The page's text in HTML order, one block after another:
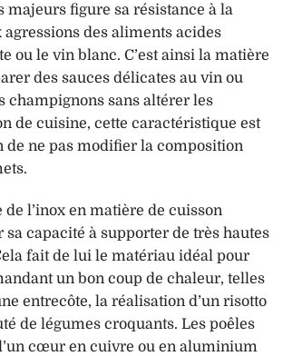
majeurs figure sa résistance à la
des aliments acides
ou le vin blanc. C’est ainsi la matière
des sauces délicates au vin ou
champignons sans altérer les
de cuisine, cette caractéristique est
ne pas modifier la composition
l’inox en matière de cuisson
sa capacité à supporter de très hautes
fait de lui le matériau idéal pour
un bon coup de chaleur, telles
entrecôte, la réalisation d’un risotto
de légumes croquants. Les poêles
cœur en cuivre ou en aluminium